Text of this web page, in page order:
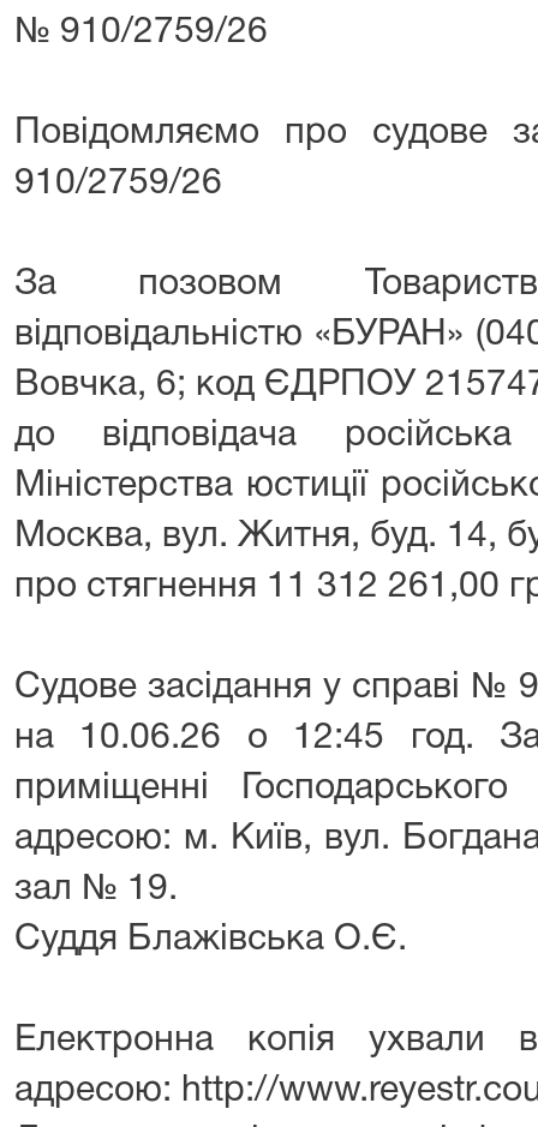
№ 910/2759/26
Повідомляємо про судове
910/2759/26
За позовом
відповідальністю «БУРАН»
Вовчка, 6; код ЄДРПОУ
до відповідача
Міністерства юстиції
Москва, вул. Житня, буд. 14,
про стягнення 11 312 261,00
Судове засідання у справі №
на 10.06.26 о 12:45 год.
приміщенні
адресою: м. Київ, вул.
зал № 19.
Суддя Блажівська О.Є.
Електронна копія ухвали
адресою: http://